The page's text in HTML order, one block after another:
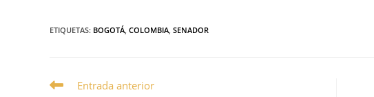
ETIQUETAS: BOGOTÁ, COLOMBIA, SENADOR
Entrada anterior